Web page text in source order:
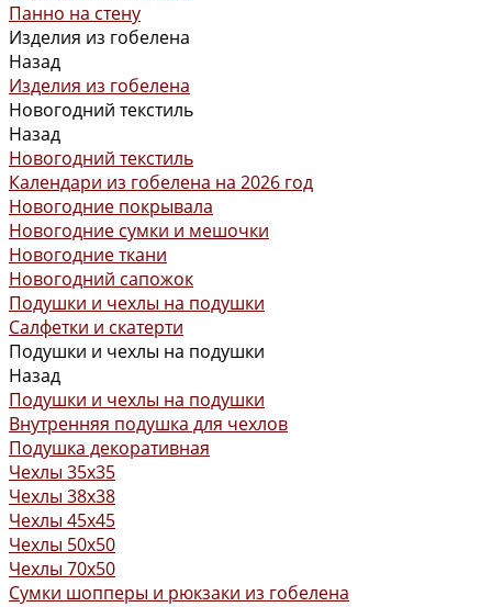
Панно на стену
Изделия из гобелена
Назад
Изделия из гобелена
Новогодний текстиль
Назад
Новогодний текстиль
Календари из гобелена на 2026 год
Новогодние покрывала
Новогодние сумки и мешочки
Новогодние ткани
Новогодний сапожок
Подушки и чехлы на подушки
Салфетки и скатерти
Подушки и чехлы на подушки
Назад
Подушки и чехлы на подушки
Внутренняя подушка для чехлов
Подушка декоративная
Чехлы 35x35
Чехлы 38х38
Чехлы 45x45
Чехлы 50x50
Чехлы 70x50
Сумки шопперы и рюкзаки из гобелена